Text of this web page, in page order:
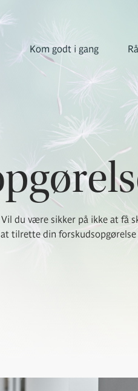
Kom godt i gang
du være sikker på ikke at få
tilrette din